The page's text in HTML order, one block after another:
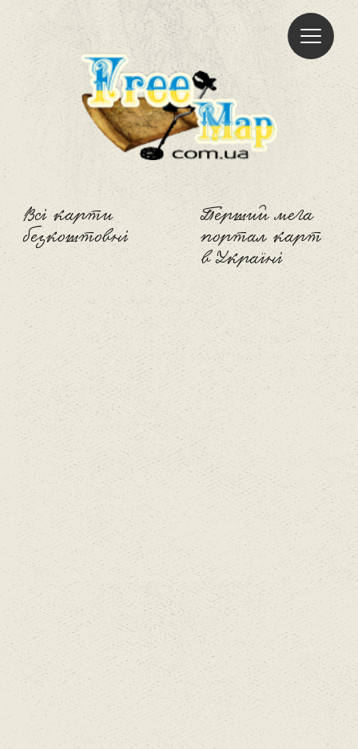
Всі карти
безкоштовні
Freemap
Перший мега
портал карт
в Україні